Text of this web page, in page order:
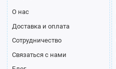
О нас
Доставка и оплата
Сотрудничество
Связаться с нами